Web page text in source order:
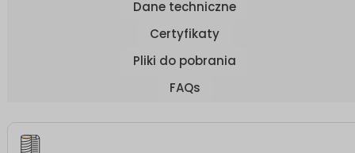
Dane techniczne
Certyfikaty
Pliki do pobrania
FAQs